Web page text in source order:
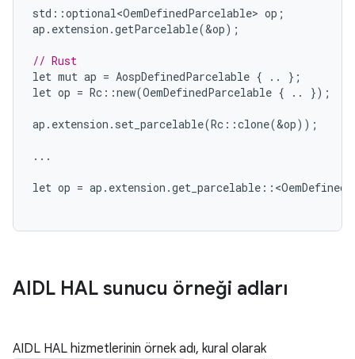
std ::optional<OemDefinedParcelable> op ;
ap . extension .getParcelable(&op);
// Rust
let mut ap = AospDefinedParcelable { ..
};
let op = Rc ::new(OemDefinedParcelable { .. });
ap . extension . set_parcelable(Rc ::clone(&op));
...
let op = ap . extension .get_parcelable :: <
AIDL HAL sunucu örneği adları
AIDL HAL hizmetlerinin örnek adı, kural olarak